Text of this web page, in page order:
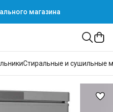
магазина
Стиральные и сушильные